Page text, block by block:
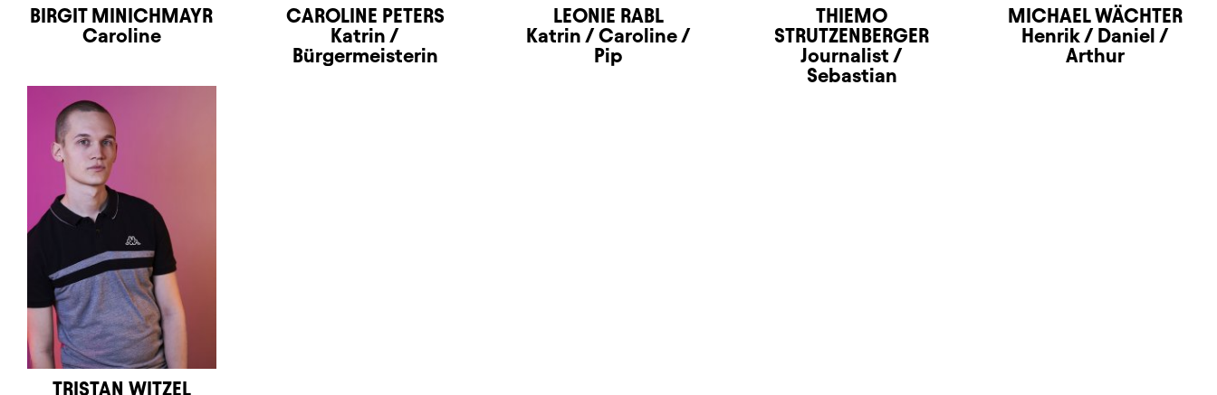
BIRGIT MINICHMAYR
Caroline
CAROLINE PETERS
Katrin /
Bürgermeisterin
LEONIE RABL
Katrin / Caroline /
Pip
THIEMO
STRUTZENBERGER
Journalist /
Sebastian
MICHAEL WÄCHTER
Henrik / Daniel /
Arthur
TRISTAN WITZEL